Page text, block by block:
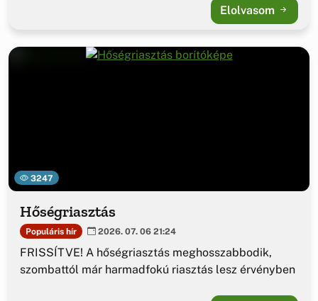
Elolvasom
3247
Hőségriasztás
Populáris hír 2026. 07. 06 21:24
FRISSÍTVE! A hőségriasztás meghosszabbodik,
szombattól már harmadfokú riasztás lesz érvényben